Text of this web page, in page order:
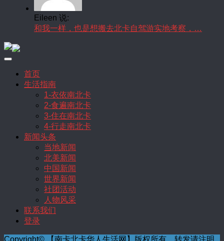
Eileen 说:
和我一样，也是想搬去北卡自驾游实地考察，…
首页
生活指南
1-衣依南北卡
2-食遍南北卡
3-住在南北卡
4-行走南北卡
新闻头条
当地新闻
北美新闻
中国新闻
世界新闻
社团活动
人物风采
联系我们
登录